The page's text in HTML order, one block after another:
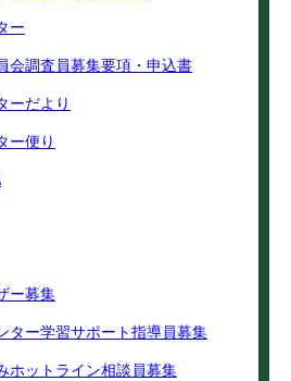
ー
会調査員募集要項・申込書
ーだより
ー便り
ー募集
ター学習サポート指導員募集
ホットライン相談員募集